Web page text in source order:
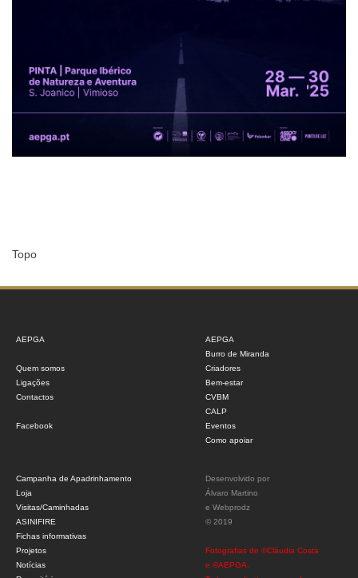
Topo
AEPGA
Quem somos
Ligações
Contactos
Facebook
AEPGA
Burro de Miranda
Criadores
Bem-estar
CVBM
CALP
Eventos
Como apoiar
Campanha de Apadrinhamento
Loja
Visitas/Caminhadas
ASINIFIRE
Fichas informativas
Projetos
Notícias
Desenvolvido por
Álvaro Martino
e Webprodz
© 2019
Fotografias de ©Cláudia Costa
e ©AEPGA.